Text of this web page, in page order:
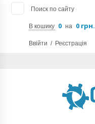
Поиск по сайту
В кошику 0 на 0 грн.
Ввійти / Реєстрація